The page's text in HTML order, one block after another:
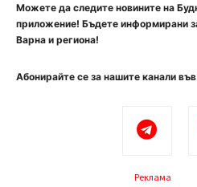
Можете да следите новините на
приложение! Бъдете информирани
Варна и региона!
Абонирайте се за нашите канали
Реклама